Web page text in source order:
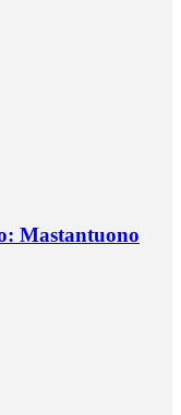
Mastantuono